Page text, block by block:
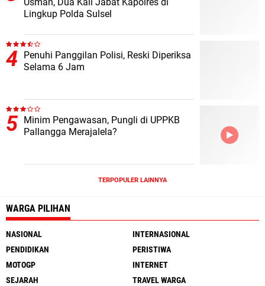
Lingkup Polda Sulsel
Penuhi Panggilan Polisi, Reski Diperiksa
Selama 6 Jam
Minim Pengawasan, Pungli di UPPKB
Pallangga Merajalela?
TERPOPULER LAINNYA
WARGA PILIHAN
NASIONAL
INTERNASIONAL
PENDIDIKAN
PERISTIWA
MOTOGP
INTERNET
SEJARAH
TRAVEL WARGA